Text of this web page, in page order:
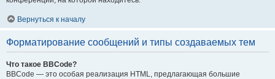
Вернуться к началу
Форматирование сообщений и типы создаваемых тем
Что такое BBCode?
BBCode — это особая реализация HTML, предлагающая большие